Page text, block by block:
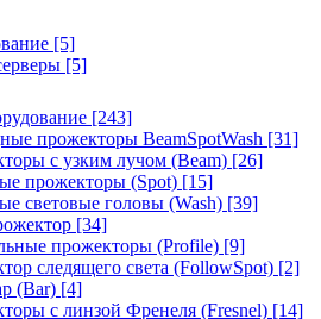
[5]
[5]
[243]
прожекторы BeamSpotWash [31]
с узким лучом (Beam) [26]
прожекторы (Spot) [15]
световые головы (Wash) [39]
[34]
прожекторы (Profile) [9]
следящего света (FollowSpot) [2]
(Bar) [4]
с линзой Френеля (Fresnel) [14]